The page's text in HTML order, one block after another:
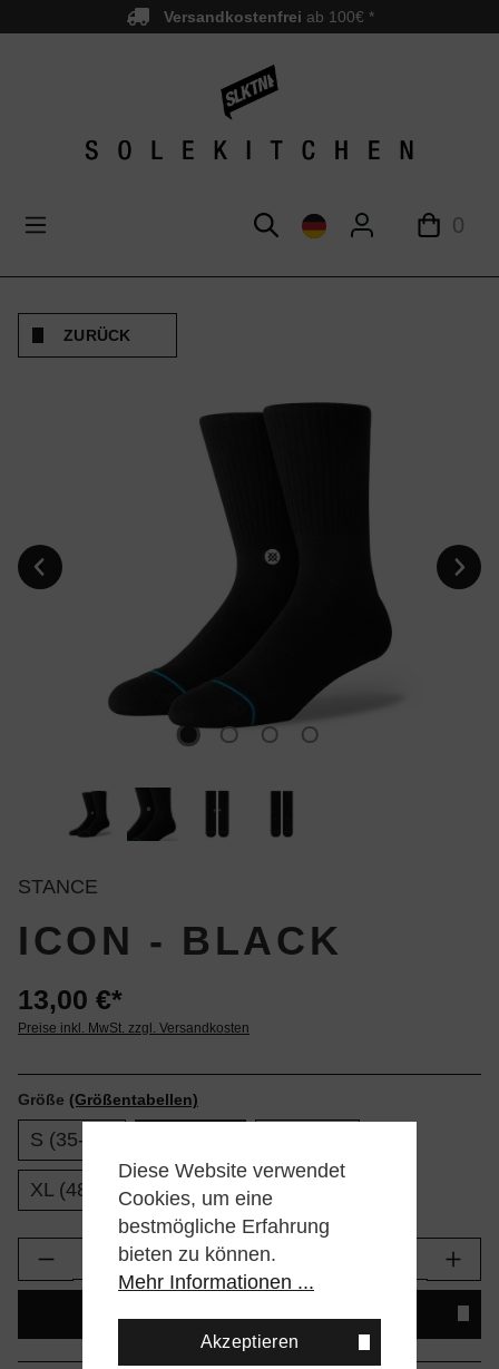
springen Versandkostenfrei ab 100€ *
0
ZURÜCK
STANCE
ICON - BLACK
13,00 €*
Preise inkl. MwSt. zzgl. Versandkosten
Größe (Größentabellen)
S (35-37)
XL (48-51)
Produkt Anzahl: Gib den gewünschten
IN DEN WARENKORB
Diese Website verwendet
Cookies, um eine
bestmögliche Erfahrung
bieten zu können.
Mehr Informationen ...
Akzeptieren